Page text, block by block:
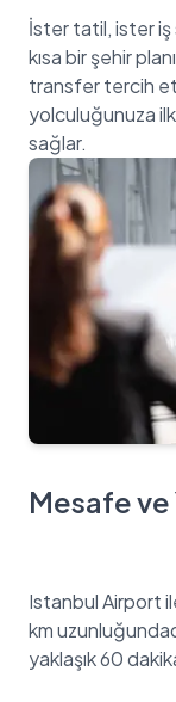
İster tatil, ister iş
kısa bir şehir
transfer tercih
yolculuğunuza
Mesafe
Istanbul Airport
km
yaklaşık 60